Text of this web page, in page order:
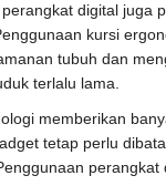
digital juga
kursi
tubuh dan
terlalu lama.
memberikan
tetap perlu
perangkat